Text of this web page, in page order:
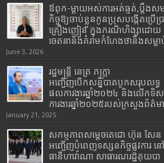
ឪពុក-ម្ដាយអស់ការអត់ធ្មត់,ប្ដឹងសម
កិច្ចឱ្យចាប់ខ្លួនកូនប្រុសបង្កើតប្រើប្
គ្រឿងញៀន ក្នុងករណីហិង្សាដោយ
ចេតនានិងគំរាមកំហែងថានឹងសម្លា
June 3, 2026
រដ្ឋមន្រ្តី​ នេត្រ​ ភក្ត្រា​
អញ្ជើញបើកសន្និបាតបូកសរុបលទ្ធ
ផលការងារឆ្នាំ២០២៤ និងលើកទិ
ការងារឆ្នាំ២០២៥របស់​ក្រសួង​ព័ត៌ម
January 21, 2025
សកម្មភាពសម្តេចតេជោ ហ៊ុន សែន
អញ្ជើញបំពេញទស្សនកិច្ចផ្លូវការ នៅ
ធានីហាវ៉ាណា សាធារណរដ្ឋគុយបា